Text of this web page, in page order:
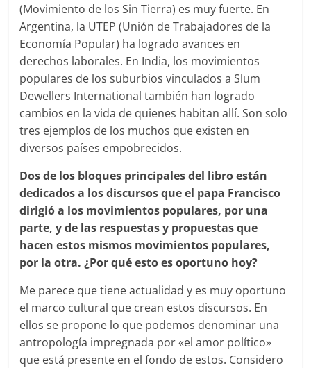
(Movimiento de los Sin Tierra) es muy fuerte. En
Argentina, la UTEP (Unión de Trabajadores de la
Economía Popular) ha logrado avances en
derechos laborales. En India, los movimientos
populares de los suburbios vinculados a Slum
Dewellers International también han logrado
cambios en la vida de quienes habitan allí. Son solo
tres ejemplos de los muchos que existen en
diversos países empobrecidos.
Dos de los bloques principales del libro están
dedicados a los discursos que el papa Francisco
dirigió a los movimientos populares, por una
parte, y de las respuestas y propuestas que
hacen estos mismos movimientos populares,
por la otra. ¿Por qué esto es oportuno hoy?
Me parece que tiene actualidad y es muy oportuno
el marco cultural que crean estos discursos. En
ellos se propone lo que podemos denominar una
antropología impregnada por «el amor político»
que está presente en el fondo de estos. Considero